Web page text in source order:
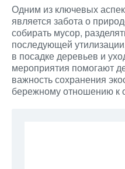
Одним из ключевых
является забота о
собирать мусор,
последующей
в посадке деревьев и
мероприятия помогают
важность сохранения
бережному отношению к